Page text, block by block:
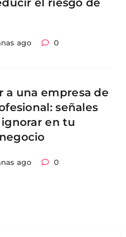
el riesgo de
ago 0
a una empresa de
señales
en tu
ago 0